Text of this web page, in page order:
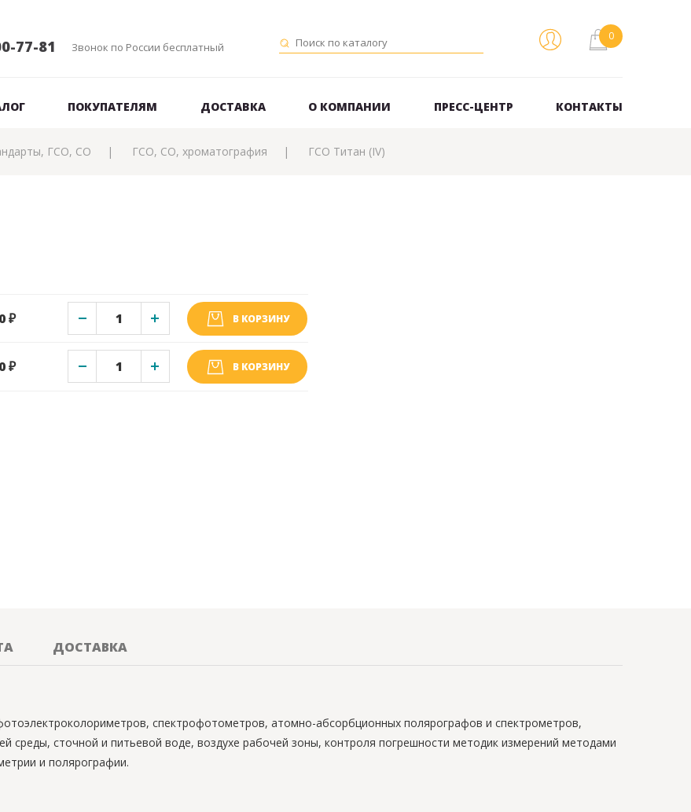
77-81 Звонок по России бесплатный
ПОКУПАТЕЛЯМ ДОСТАВКА О КОМПАНИИ ПРЕСС-ЦЕНТР КОНТАКТЫ
ГСО, СО ГСО, СО, хроматография ГСО Титан (IV)
₽ В КОРЗИНУ
₽ В КОРЗИНУ
ДОСТАВКА
спектрофотометров, атомно-абсорбционных полярографов и спектрометров,
среды, сточной и питьевой воде, воздухе рабочей зоны, контроля погрешности методик измерений методами
и полярографии.